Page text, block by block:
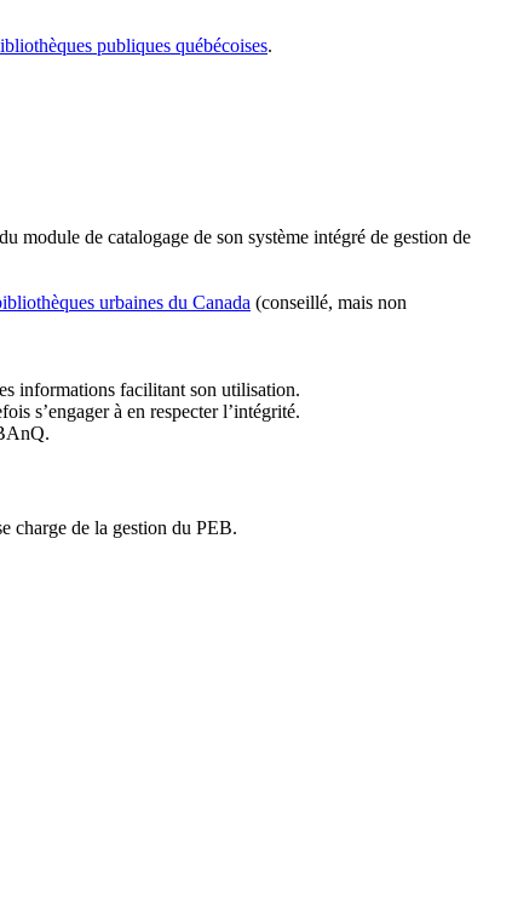
publiques québécoises.
module de catalogage de son système intégré de gestion de
urbaines du Canada (conseillé, mais non
informations facilitant son utilisation.
s’engager à en respecter l’intégrité.
charge de la gestion du PEB.